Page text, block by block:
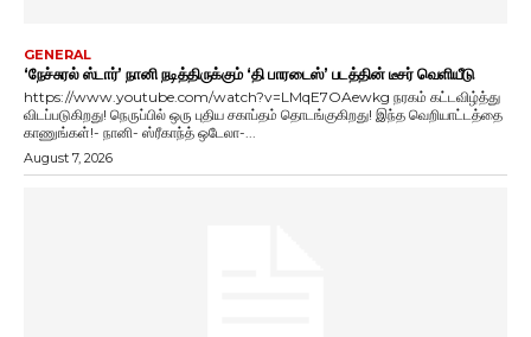
GENERAL
‘நேச்சுரல் ஸ்டார்’ நானி நடித்திருக்கும் ‘தி பாரடைஸ்’ படத்தின் டீசர் வெளியீடு
https://www.youtube.com/watch?v=LMqE7OAewkg நரகம் கட்டவிழ்த்து
விடப்படுகிறது! நெருப்பில் ஒரு புதிய சகாப்தம் தொடங்குகிறது! இந்த வெறியாட்டத்தை
காணுங்கள்!- நானி- ஸ்ரீகாந்த் ஒடேலா-...
August 7, 2026